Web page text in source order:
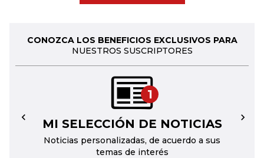
CONOZCA LOS BENEFICIOS EXCLUSIVOS PARA
NUESTROS SUSCRIPTORES
1
MI SELECCIÓN DE NOTICIAS
Noticias personalizadas, de acuerdo a sus
temas de interés
← →